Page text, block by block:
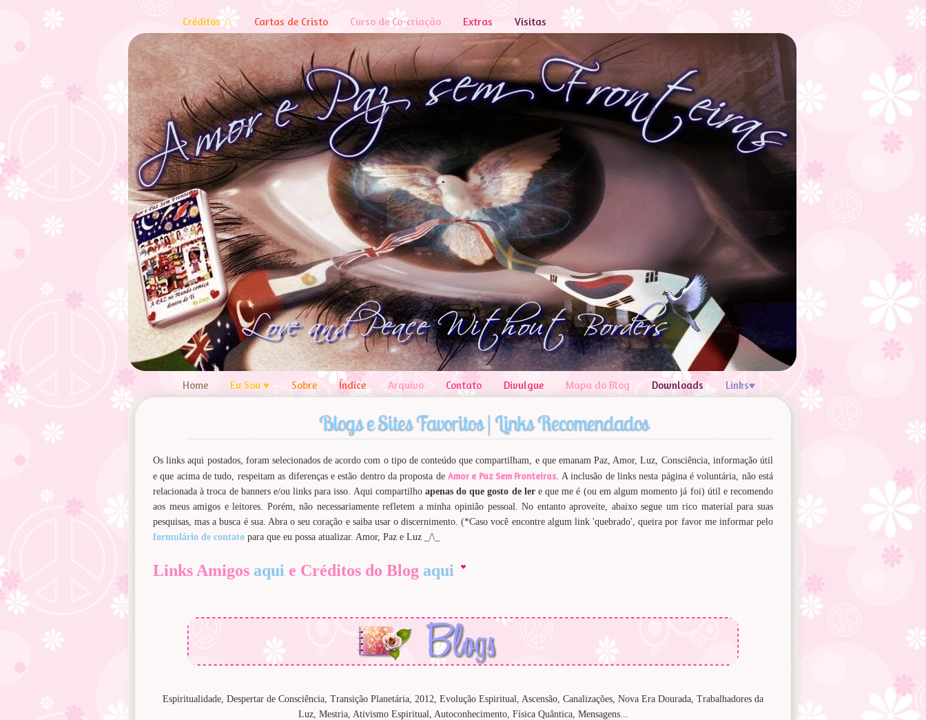
Créditos ☆ Cartas de Cristo Curso de Co-criação Extras Visitas
Home Eu Sou ♥ Sobre Índice Arquivo Contato Divulgue Mapa do Blog Downloads Links♥
Blogs e Sites Favoritos | Links Recomendados
Os links aqui postados, foram selecionados de acordo com o tipo de conteúdo que compartilham, e que emanam Paz, Amor, Luz, Consciência, informação útil
e que acima de tudo, respeitam as diferenças e estão dentro da proposta de Amor e Paz Sem Fronteiras . A inclusão de links nesta página é voluntária, não está
relacionada à troca de banners e/ou links para isso. Aqui compartilhoapenas do que gosto de lere que me é (ou em algum momento já foi) útil e recomendo
aos meus amigos e leitores. Porém, não necessariamente refletem a minha opinião pessoal. No entanto aproveite, abaixo segue um rico material para suas
pesquisas, mas a busca é sua. Abra o seu coração e saiba usar o discernimento. (*Caso você encontre algum link 'quebrado', queira por favor me informar pelo
formulário de contato para que eu possa atualizar. Amor, Paz e Luz _/\_
Links Amigos aqui e Créditos do Blog aqui
Espiritualidade, Despertar de Consciência, Transição Planetária, 2012, Evolução Espiritual, Ascensão, Canalizações, Nova Era Dourada, Trabalhadores da
Luz, Mestria, Ativismo Espiritual, Autoconhecimento, Física Quântica, Mensagens...